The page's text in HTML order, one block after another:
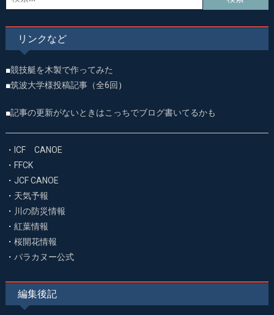
索:
リンクなど
■競技艇を木製で作ってみた
■筑波大学様投稿記事（全6回 ）
■記事の更新がないときはこっちでブログ書いてるかも
・ ICF CANOE
・ FFCK
・JCF CANOE
・ 天気予報
・ 川の防災情報
・紅葉情報
・桜開花情報
・パラカヌー公式
編集後記